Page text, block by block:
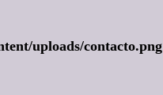
uploads/contacto.png